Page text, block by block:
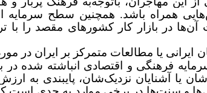
همراه باشد. همچنین سطح سرمایه
در بازار کار کشورهای مقصد را با
یا مطالعات متمرکز بر ایران در
فرهنگی و اقتصادی انباشته شده
یا آشنایان نزدیک‌شان، پایبندی به